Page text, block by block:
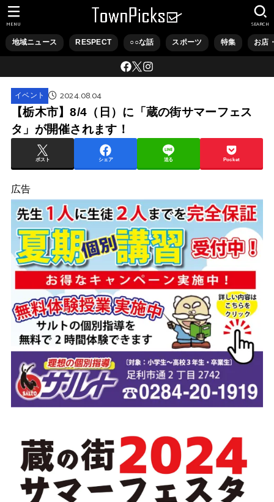
地域ニュース RESPECT ○○な話 スポーツ 特集 お店
SEARCH
MENU
イベント 2024.08.04
【栃木市】8/4（日）に「蔵の街サマーフェス
タ」が開催されます！
ポスト シェア 送る Pocket
広告